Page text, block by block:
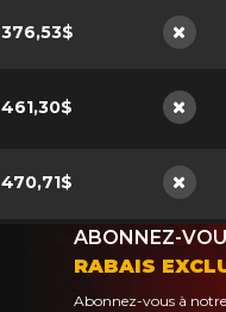
376,53$
Non
461,30$
Non
470,71$
Non
ABONNEZ-
RABAIS
Abonnez-vous à